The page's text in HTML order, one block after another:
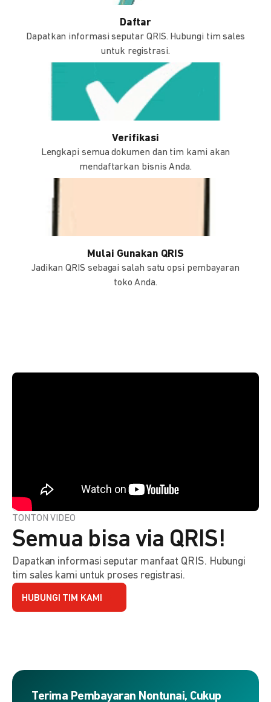
Daftar
Dapatkan informasi seputar QRIS. Hubungi tim sales
untuk registrasi.
Verifikasi
Lengkapi semua dokumen dan tim kami akan
mendaftarkan bisnis Anda.
Mulai Gunakan QRIS
Jadikan QRIS sebagai salah satu opsi pembayaran
toko Anda.
TONTON VIDEO
Semua bisa via QRIS!
Dapatkan informasi seputar manfaat QRIS. Hubungi
tim sales kami untuk proses registrasi.
HUBUNGI TIM KAMI
Terima Pembayaran Nontunai, Cukup